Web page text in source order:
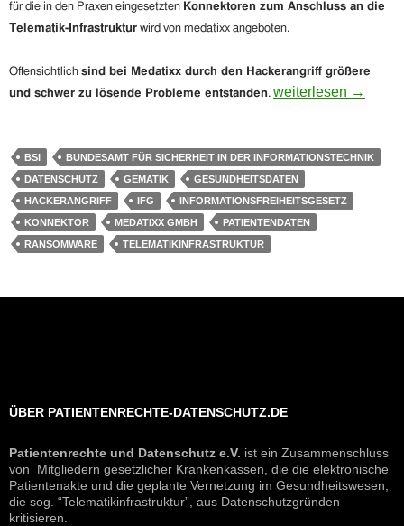
für die in den Praxen eingesetzten Konnektoren zum Anschluss an die
Telematik-Infrastruktur wird von medatixx angeboten.
Offensichtlich sind bei Medatixx durch den Hackerangriff größere
und schwer zu lösende Probleme entstanden. Anfrage an das BSI
weiterlesen →
BSI
BUNDESAMT FÜR SICHERHEIT IN DER INFORMATIONSTECHNIK
DATENSCHUTZ
GEMATIK
GESUNDHEITSDATEN
HACKERANGRIFF
IFG
INFORMATIONSFREIHEITSGESETZ
KONNEKTOR
MEDATIXX GMBH
PATIENTENDATEN
RANSOMWARE
TELEMATIKINFRASTRUKTUR
ÜBER PATIENTENRECHTE-DATENSCHUTZ.DE
Patientenrechte und Datenschutz e.V. ist ein Zusammenschluss
von Mitgliedern gesetzlicher Krankenkassen, die die elektronische
Patientenakte und die geplante Vernetzung im Gesundheitswesen,
die sog. “Telematikinfrastruktur”, aus Datenschutzgründen
kritisieren.